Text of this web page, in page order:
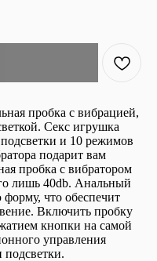
пробка с вибрацией,
Секс игрушка
и 10 режимов
подарит вам
пробка с вибратором
лишь 40db. Анальный
что обеспечит
Включить пробку
кнопки на самой
управления